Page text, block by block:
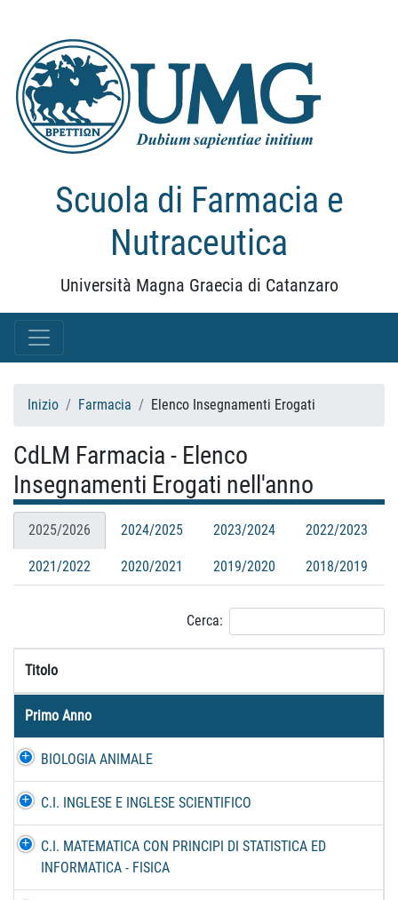
Scuola di Farmacia e
Nutraceutica
Università Magna Graecia di Catanzaro
Inizio Farmacia Elenco Insegnamenti Erogati
CdLM Farmacia - Elenco
Insegnamenti Erogati nell'anno
2025/2026 2024/2025 2023/2024 2022/2023
2021/2022 2020/2021 2019/2020 2018/2019
Cerca:
Titolo
Primo Anno
BIOLOGIA ANIMALE
C.I. INGLESE E INGLESE SCIENTIFICO
C.I. MATEMATICA CON PRINCIPI DI STATISTICA ED
INFORMATICA - FISICA